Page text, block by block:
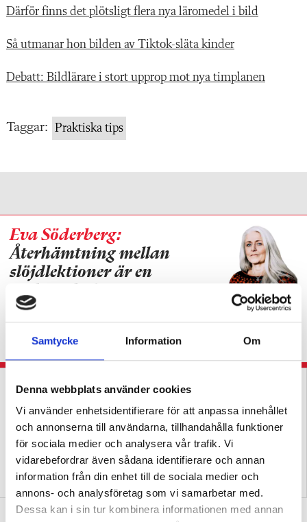
Samtycke Information Om
Denna webbplats använder cookies
Vi använder enhetsidentifierare för att anpassa innehållet
och annonserna till användarna, tillhandahålla funktioner
för sociala medier och analysera vår trafik. Vi
vidarebefordrar även sådana identifierare och annan
information från din enhet till de sociala medier och
annons- och analysföretag som vi samarbetar med.
Dessa kan i sin tur kombinera informationen med annan
Därför finns det plötsligt flera nya läromedel i bild
Så utmanar hon bilden av Tiktok-släta kinder
Debatt: Bildlärare i stort upprop mot nya timplanen
Taggar: Praktiska tips
Eva Söderberg:
Återhämtning mellan
slöjdlektioner är en
nödvändighet
KRÖNIKA
arbetsdag.
Lärarna svetsar samman
slöjd till ett ämne
förenklar för alla
Därför får tjejer mycket högre betyg